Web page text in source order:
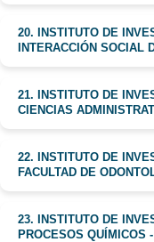
20. INSTITUTO DE
INTERACCIÓN SOCIAL
21. INSTITUTO DE
CIENCIAS
22. INSTITUTO DE
FACULTAD DE
23. INSTITUTO DE
PROCESOS QUÍMICOS